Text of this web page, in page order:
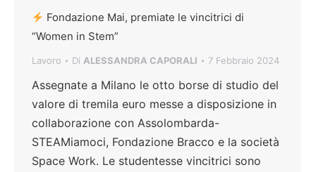
Fondazione Mai, premiate le vincitrici di
“Women in Stem”
Lavoro Di ALESSANDRA CAPORALI 7 Febbraio 2024
Assegnate a Milano le otto borse di studio del
valore di tremila euro messe a disposizione in
collaborazione con Assolombarda-
STEAMiamoci, Fondazione Bracco e la società
Space Work. Le studentesse vincitrici sono